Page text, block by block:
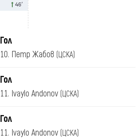
46′
Гол
10. Петр Жабов (ЦСКА)
Гол
11. Ivaylo Andonov (ЦСКА)
Гол
11. Ivaylo Andonov (ЦСКА)